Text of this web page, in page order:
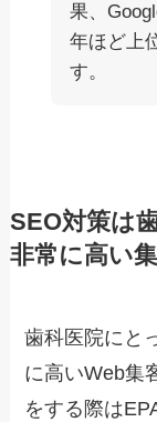
果、
年ほど上
す。
SEO対策は
非常に高い
歯科医院にと
に高いWeb集
をする際は